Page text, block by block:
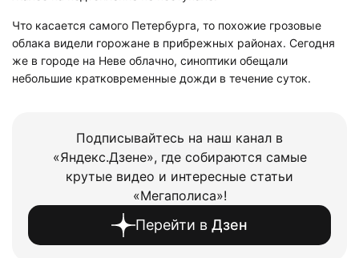
Что касается самого Петербурга, то похожие грозовые
облака видели горожане в прибрежных районах. Сегодня
же в городе на Неве облачно, синоптики обещали
небольшие кратковременные дожди в течение суток.
Подписывайтесь на наш канал в
«Яндекс.Дзене», где собираются самые
крутые видео и интересные статьи
«Мегаполиса»!
Перейти в Дзен